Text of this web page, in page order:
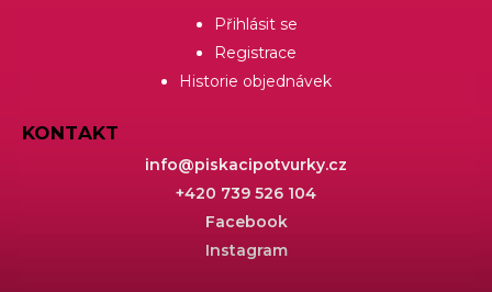
Přihlásit se
Registrace
Historie objednávek
KONTAKT
info@piskacipotvurky.cz
+420 739 526 104
Facebook
Instagram